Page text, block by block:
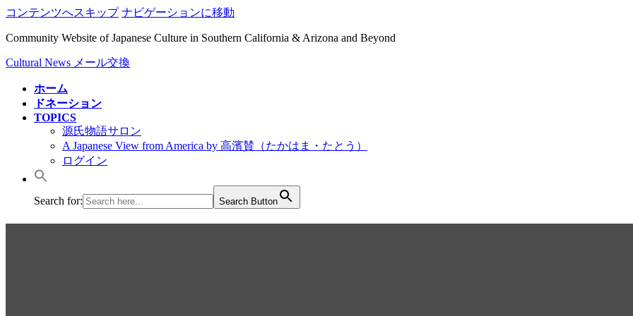
コンテンツへスキップ ナビゲーションに移動
Community Website of Japanese Culture in Southern California & Arizona and Beyond
Cultural News メール交換
ホーム
ドネーション
TOPICS
源氏物語サロン
A Japanese View from America by 高濱賛（たかはま・たとう）
ログイン
Search for: Search Button